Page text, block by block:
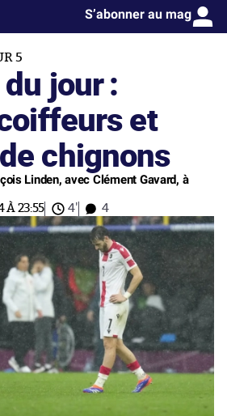
S’abonner au mag
5
jour :
et
chignons
Linden, avec Clément Gavard, à
À 23:55 4' 4